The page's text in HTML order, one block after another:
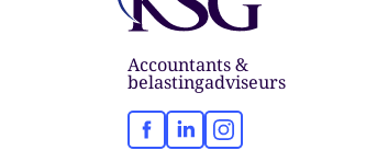
Accountants &
belastingadviseurs
FacebookLinkedInInstagram